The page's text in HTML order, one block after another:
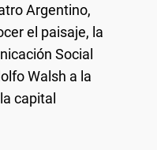
Argentino,
el paisaje, la
Social
Walsh a la
capital